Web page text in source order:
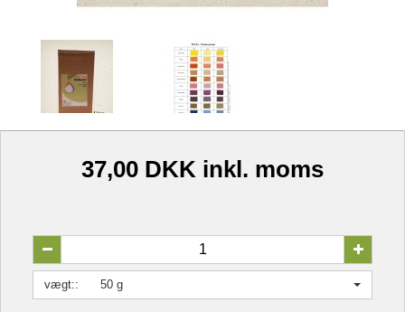
37,00 DKK inkl. moms
vægt:: 50 g